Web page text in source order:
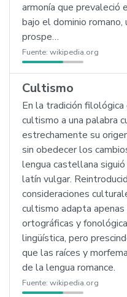
armonía que prevaleció
bajo el dominio
prospe…
Fuente: wikipedia.org
Cultismo
En la tradición
cultismo a una palabra
estrechamente su
sin obedecer los
lengua castellana
latín vulgar.
consideraciones
cultismo adapta apenas
ortográficas y
lingüística, pero
que las raíces y
de la lengua romance.
Fuente: wikipedia.org